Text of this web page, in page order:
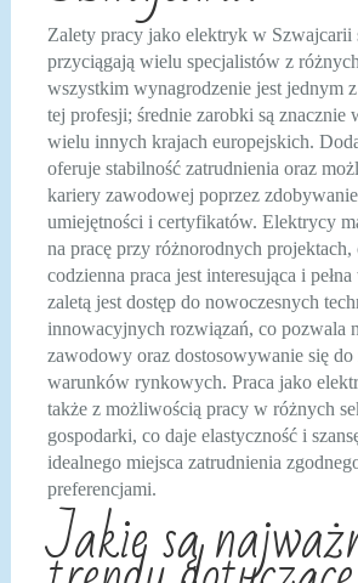
Zalety pracy jako elektryk w Szwajcarii
przyciągają wielu specjalistów z
wszystkim wynagrodzenie jest jednym
tej profesji; średnie zarobki są znacznie
wielu innych krajach europejskich.
oferuje stabilność zatrudnienia oraz
kariery zawodowej poprzez
umiejętności i certyfikatów. Elektrycy
na pracę przy różnorodnych projektach,
codzienna praca jest interesująca i
zaletą jest dostęp do nowoczesnych
innowacyjnych rozwiązań, co pozwala
zawodowy oraz dostosowywanie się do
warunków rynkowych. Praca jako
także z możliwością pracy w różnych
gospodarki, co daje elastyczność i
idealnego miejsca zatrudnienia
preferencjami.
Jakie są